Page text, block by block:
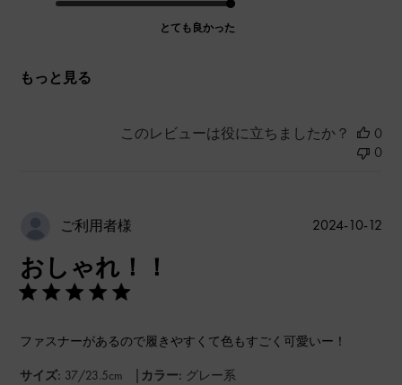
とても良かった
もっと見る
このレビューは役に立ちましたか？
0
0
ご利用者様
おしゃれ！！
ファスナーがあるので履きやすくて色もすごく可愛いー！
サイズ: 37/23.5cm | カラー: グレー系
公
2024-10-12